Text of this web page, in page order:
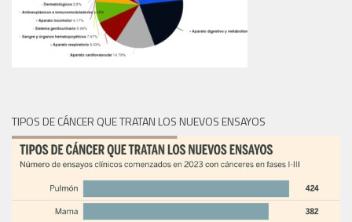
TIPOS DE CÁNCER QUE TRATAN LOS NUEVOS ENSAYOS